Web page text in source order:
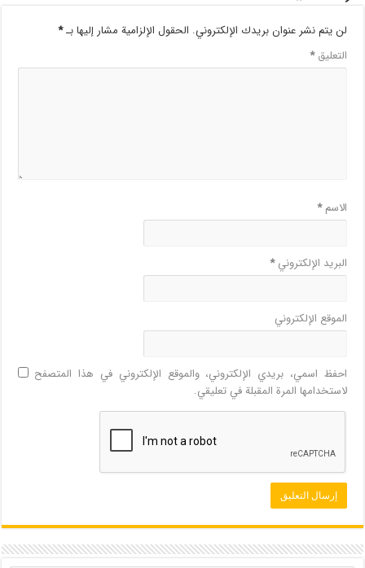
لن يتم نشر عنوان بريدك الإلكتروني. الحقول الإلزامية مشار إليها بـ*
التعليق*
الاسم*
البريد الإلكتروني*
الموقع الإلكتروني
احفظ اسمي، بريدي الإلكتروني، والموقع الإلكتروني في هذا المتصفح
لاستخدامها المرة المقبلة في تعليقي.